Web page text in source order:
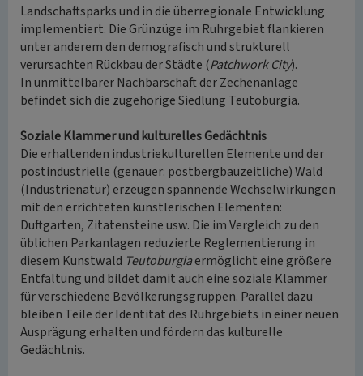
Landschaftsparks und in die überregionale Entwicklung
implementiert. Die Grünzüge im Ruhrgebiet flankieren
unter anderem den demografisch und strukturell
verursachten Rückbau der Städte (Patchwork City).
In unmittelbarer Nachbarschaft der Zechenanlage
befindet sich die zugehörige Siedlung Teutoburgia.
Soziale Klammer und kulturelles Gedächtnis
Die erhaltenden industriekulturellen Elemente und der
postindustrielle (genauer: postbergbauzeitliche) Wald
(Industrienatur) erzeugen spannende Wechselwirkungen
mit den errichteten künstlerischen Elementen:
Duftgarten, Zitatensteine usw. Die im Vergleich zu den
üblichen Parkanlagen reduzierte Reglementierung in
diesem Kunstwald Teutoburgiaermöglicht eine größere
Entfaltung und bildet damit auch eine soziale Klammer
für verschiedene Bevölkerungsgruppen. Parallel dazu
bleiben Teile der Identität des Ruhrgebiets in einer neuen
Ausprägung erhalten und fördern das kulturelle
Gedächtnis.